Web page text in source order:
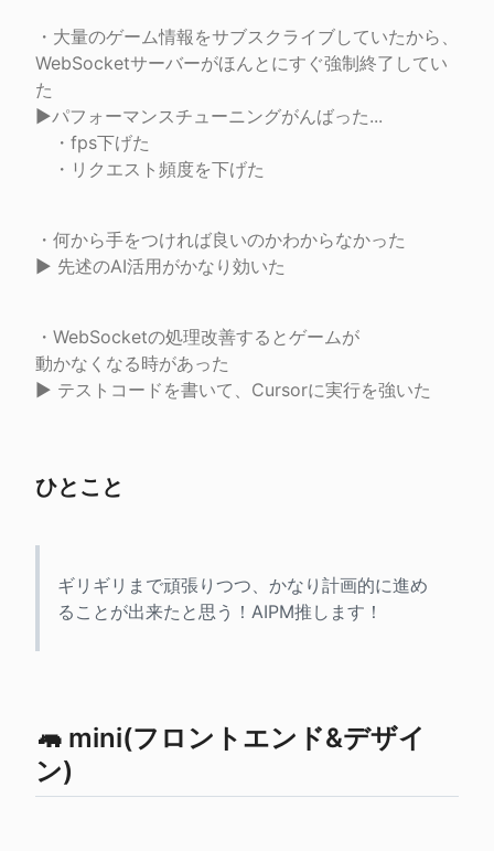
・大量のゲーム情報をサブスクライブしていたから、
WebSocketサーバーがほんとにすぐ強制終了してい
た
▶︎パフォーマンスチューニングがんばった...
・fps下げた
・リクエスト頻度を下げた
・何から手をつければ良いのかわからなかった
▶︎ 先述のAI活用がかなり効いた
・WebSocketの処理改善するとゲームが
動かなくなる時があった
▶︎ テストコードを書いて、Cursorに実行を強いた
ひとこと
ギリギリまで頑張りつつ、かなり計画的に進め
ることが出来たと思う！AIPM推します！
🦛 mini(フロントエンド&デザイ
ン)